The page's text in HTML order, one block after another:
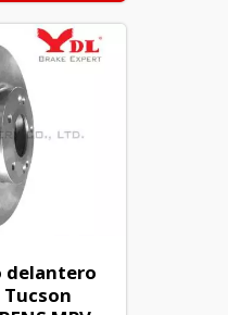
delantero
Tucson